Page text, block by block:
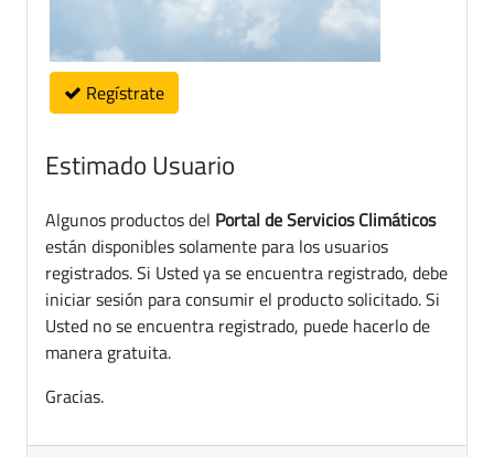
Regístrate
Estimado Usuario
Algunos productos del Portal de Servicios Climáticos
están disponibles solamente para los usuarios
registrados. Si Usted ya se encuentra registrado, debe
iniciar sesión para consumir el producto solicitado. Si
Usted no se encuentra registrado, puede hacerlo de
manera gratuita.
Gracias.